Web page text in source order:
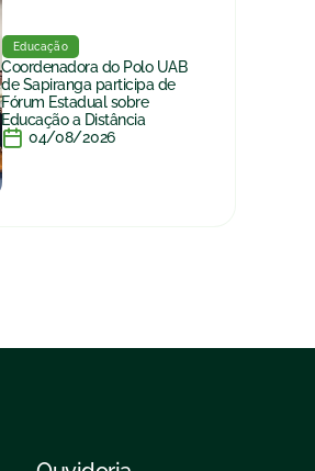
Educação
Coordenadora do Polo UAB
de Sapiranga participa de
Fórum Estadual sobre
Educação a Distância
04/08/2026